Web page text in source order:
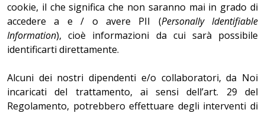
cookie, il che significa che non saranno mai in grado di
accedere a e / o avere PII (Personally Identifiable
Information), cioè informazioni da cui sarà possibile
identificarti direttamente.
Alcuni dei nostri dipendenti e/o collaboratori, da Noi
incaricati del trattamento, ai sensi dell’art. 29 del
Regolamento, potrebbero effettuare degli interventi di